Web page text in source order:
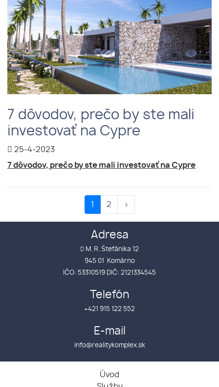
7 dôvodov, prečo by ste mali
investovať na Cypre
25-4-2023
7 dôvodov, prečo by ste mali investovať na Cypre
1 2 ›
Adresa
M. R. Śtefánika 12
945 01 Komárno
IČO: 53310519 DIČ: 2121334545
Telefón
+421 915 122 552
E-mail
info@realitykomplex.sk
Úvod